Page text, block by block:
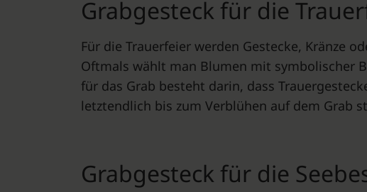
Grabgesteck für die
Für die Trauerfeier werden Gestecke, Kränze
Oftmals wählt man Blumen mit symbolischer
für das Grab besteht darin, dass
letztendlich bis zum Verblühen auf dem Grab
Grabgesteck für die